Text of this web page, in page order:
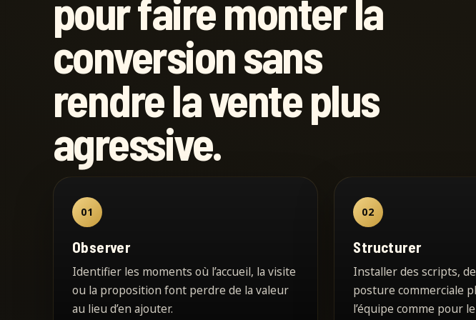
pour faire monter la
conversion sans
rendre la vente plus
agressive.
01
Observer
Identifier les moments où l’accueil, la visite
ou la proposition font perdre de la valeur
au lieu d’en ajouter.
02
Structurer
Installer des scripts,
posture commerciale
l’équipe comme pour